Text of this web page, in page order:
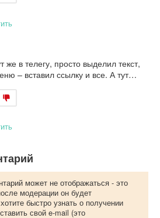
же в телегу, просто выделил текст,
– вставил ссылку и все. А тут…
может не отображаться - это
модерации он будет
быстро узнать о получении
свой e-mail (это